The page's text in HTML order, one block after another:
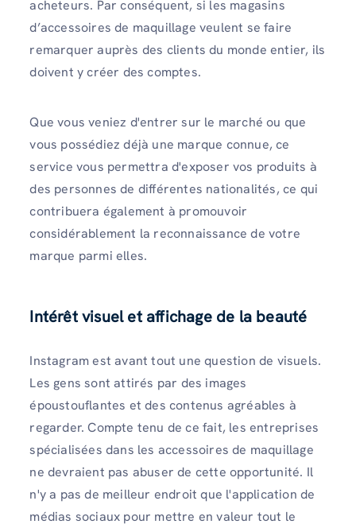
acheteurs. Par conséquent, si les magasins
d’accessoires de maquillage veulent se faire
remarquer auprès des clients du monde entier, ils
doivent y créer des comptes.
Que vous veniez d'entrer sur le marché ou que
vous possédiez déjà une marque connue, ce
service vous permettra d'exposer vos produits à
des personnes de différentes nationalités, ce qui
contribuera également à promouvoir
considérablement la reconnaissance de votre
marque parmi elles.
Intérêt visuel et affichage de la beauté
Instagram est avant tout une question de visuels.
Les gens sont attirés par des images
époustouflantes et des contenus agréables à
regarder. Compte tenu de ce fait, les entreprises
spécialisées dans les accessoires de maquillage
ne devraient pas abuser de cette opportunité. Il
n'y a pas de meilleur endroit que l'application de
médias sociaux pour mettre en valeur tout le